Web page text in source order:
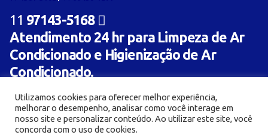
11 97143-5168
Atendimento 24 hr para Limpeza de Ar
Condicionado e Higienização de Ar
Condicionado.
Utilizamos cookies para oferecer melhor experiência,
melhorar o desempenho, analisar como você interage em
nosso site e personalizar conteúdo. Ao utilizar este site, você
concorda com o uso de cookies.